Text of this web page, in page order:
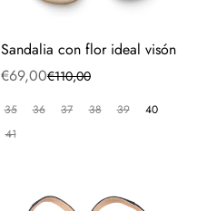
Sandalia con flor ideal visón
Precio
de
€69,00
Precio
regular
€110,00
35 36 37 38 39
40
41